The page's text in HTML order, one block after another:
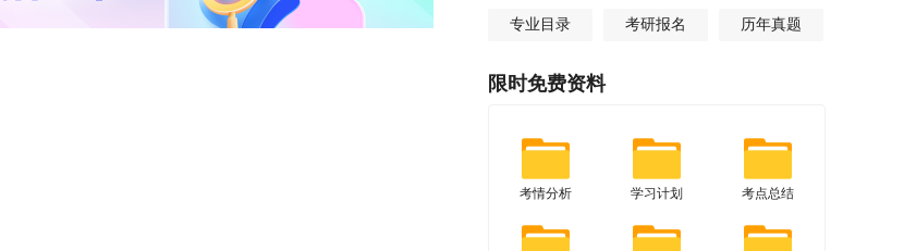
专业目录 考研报名 历年真题
限时免费资料
考情分析 学习计划 考点总结